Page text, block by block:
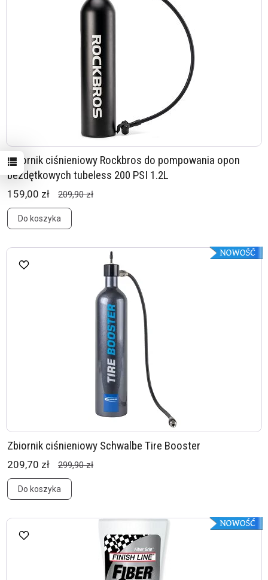
Zbiornik ciśnieniowy Rockbros do pompowania opon
bezdętkowych tubeless 200 PSI 1.2L
159,00 zł 209,90 zł
Do koszyka
Zbiornik ciśnieniowy Schwalbe Tire Booster
209,70 zł 299,90 zł
Do koszyka